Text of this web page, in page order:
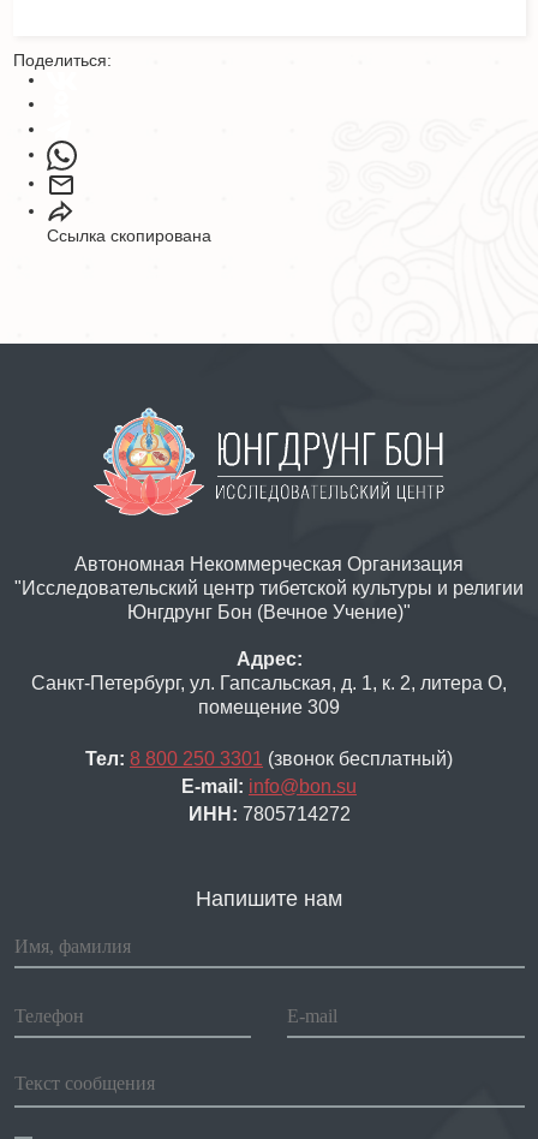
Поделиться:
Ссылка скопирована
Автономная Некоммерческая Организация
"Исследовательский центр тибетской культуры и религии
Юнгдрунг Бон (Вечное Учение)"
Адрес:
Санкт-Петербург, ул. Гапсальская, д. 1, к. 2, литера О,
помещение 309
Тел: 8 800 250 3301 (звонок бесплатный)
E-mail: info@bon.su
ИНН: 7805714272
Напишите нам